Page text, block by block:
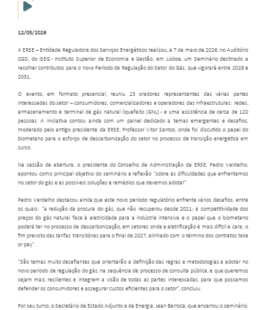
12/05/2026
A ERSE – Entidade Reguladora dos Serviços Energéticos realizou, a 7 de maio de 2026, no Auditório
CGD, do ISEG - Instituto Superior de Economia e Gestão, em Lisboa, um Seminário destinado a
recolher contributos para o novo Período de Regulação do Setor do Gás, que vigorará entre 2028 e
2031.
O evento, em formato presencial, reuniu 23 oradores representantes das várias partes
interessadas do setor – consumidores, comercializadores e operadores das infraestruturas: redes,
armazenamento e terminal de gás natural liquefeito (GNL) - e uma assistência de cerca de 120
pessoas. A iniciativa contou ainda com um painel dedicado a temas emergentes e desafios,
moderado pelo antigo presidente da ERSE, Professor Vitor Santos, onde foi discutido o papel do
biometano para o esforço de descarbonização do setor no processo de transição energética em
curso.
Na sessão de abertura, o presidente do Conselho de Administração da ERSE, Pedro Verdelho,
apontou como principal objetivo do seminário a reflexão “sobre as dificuldades que enfrentamos
no setor do gás e as possíveis soluções e remédios que devemos adotar”.
Pedro Verdelho destacou ainda que este novo período regulatório enfrenta vários desafios, entre
os quais: “a redução da procura do gás, que não recuperou desde 2021; a competitividade dos
preços do gás natural face à eletricidade para a indústria intensiva e o papel que o biometano
poderá ter no processo de descarbonização, em setores onde a eletrificação é mais difícil e cara; o
fim previsto das tarifas transitórias para o final de 2027, alinhado com o término dos contratos take
or pay”.
“São temas muito desafiantes que orientarão a definição das regras e metodologias a adotar no
novo período de regulação do gás, na sequência de processo de consulta pública, e que queremos
sejam mais resilientes e integrem a visão de todas as partes interessadas, para que possamos
defender os consumidores e assegurar custos eficientes para o setor”, concluiu.
Por seu turno, o Secretário de Estado Adjunto e da Energia, Jean Barroca, que encerrou o seminário,